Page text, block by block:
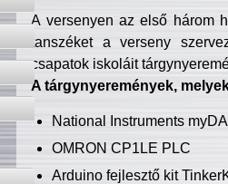
A versenyen az első három
tanszéket a verseny
csapatok iskoláit
A tárgynyeremények,
National Instruments
OMRON CP1LE PLC
Arduino fejlesztő kit